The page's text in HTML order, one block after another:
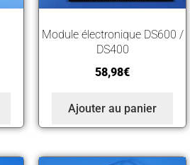
Module électronique DS600 /
DS400
58,98€
Ajouter au panier